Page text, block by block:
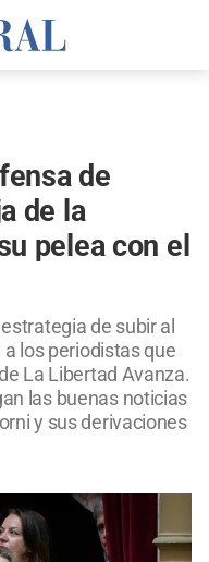
de
de la
pelea con el
de subir al
los periodistas que
La Libertad Avanza.
las buenas noticias
y sus derivaciones